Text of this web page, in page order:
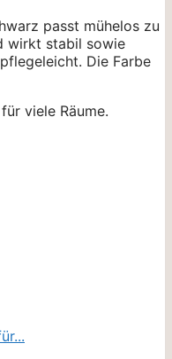
passt mühelos zu
wirkt stabil sowie
Die Farbe
viele Räume.